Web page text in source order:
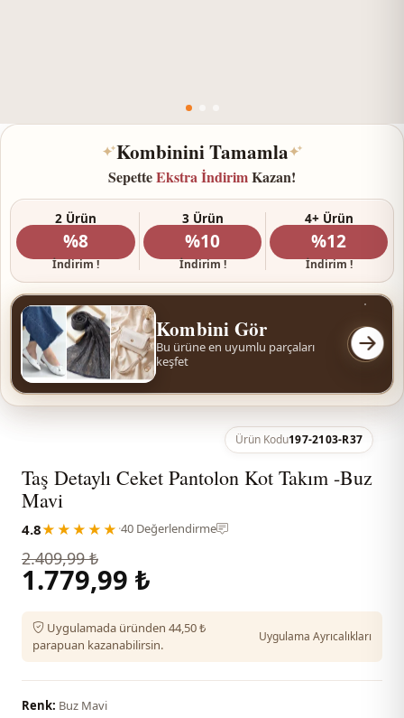
✦ Kombinini Tamamla✦
SepetteEkstra İndirimKazan!
2 Ürün
%8
İndirim !
3 Ürün
%10
İndirim !
4+ Ürün
%12
İndirim !
Kombini Gör
Bu ürüne en uyumlu parçaları
keşfet
Ürün Kodu197-2103-R37
Taş Detaylı Ceket Pantolon Kot Takım -Buz
Mavi
4.8★★★★★ ·40 Değerlendirme
2.409,99 ₺
1.779,99 ₺
Uygulamada üründen 44,50 ₺
parapuan kazanabilirsin.
Uygulama Ayrıcalıkları
Renk: Buz Mavi